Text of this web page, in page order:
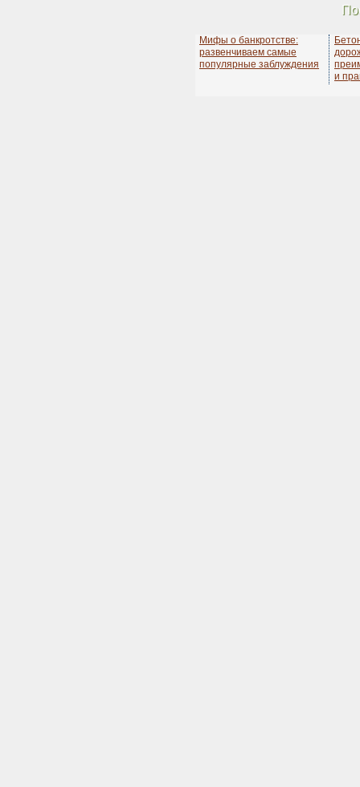
Мифы о банкротстве:
развенчиваем самые
популярные заблуждения
и